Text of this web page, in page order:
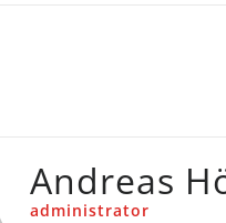
Andreas
administrator